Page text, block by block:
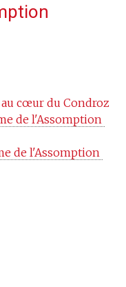
cœur du Condroz
de l'Assomption
de l'Assomption